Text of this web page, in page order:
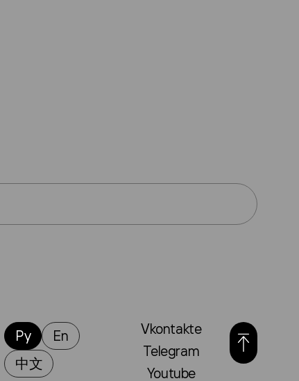
Ру
En
中文
Vkontakte
Telegram
Youtube